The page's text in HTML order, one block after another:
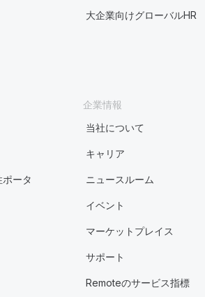
大企業向けグローバルHR
ータ
企業情報
当社について
キャリア
ニュースルーム
イベント
マーケットプレイス
サポート
Remoteのサービス指標